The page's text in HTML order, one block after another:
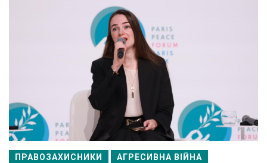
ПРАВОЗАХИСНИКИ АГРЕСИВНА ВІЙНА